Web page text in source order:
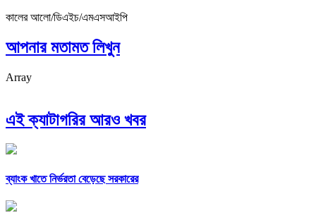
কালের আলো/ডিএইচ/এমএসআইপি
আপনার মতামত লিখুন
Array
এই ক্যাটাগরির আরও খবর
ব্যাংক খাতে নির্ভরতা বেড়েছে সরকারের